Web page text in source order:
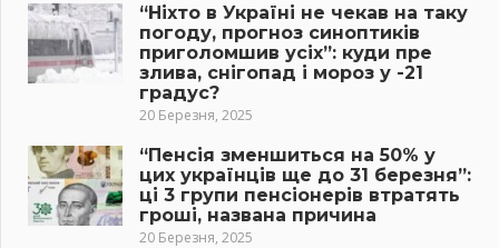
“Ніхто в Україні не чекав на таку
погоду, прогноз синоптиків
приголомшив усіх”: куди пре
злива, снігопад і мороз у -21
градус?
20 Березня, 2025
“Пенсія зменшиться на 50% у
цих українців ще до 31 березня”:
ці 3 групи пенсіонерів втратять
гроші, названа причина
20 Березня, 2025